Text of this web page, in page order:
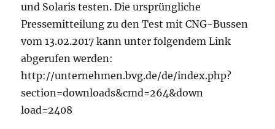
und Solaris testen. Die ursprüngliche
Pressemitteilung zu den Test mit CNG-Bussen
vom 13.02.2017 kann unter folgendem Link
abgerufen werden:
http://unternehmen.bvg.de/de/index.php?
section=downloads&cmd=264&down
load=2408